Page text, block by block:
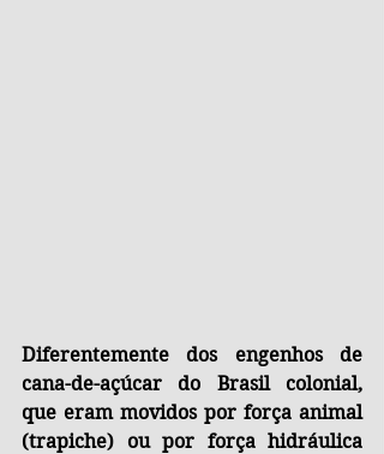
Diferentemente dos engenhos de
cana-de-açúcar do Brasil colonial,
que eram movidos por força animal
(trapiche) ou por força hidráulica